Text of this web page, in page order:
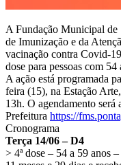
A Fundação Municipal de
de Imunização e da
vacinação contra Covid-
dose para pessoas com
A ação está programada
feira (15), na Estação
13h. O agendamento será
Prefeitura https://
Cronograma
Terça 14/06 – D4
> 4ª dose – 54 a 59 anos